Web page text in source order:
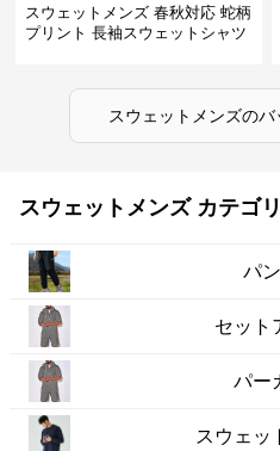
スウェットメンズ 春秋対応 蛇柄
プリント 長袖スウェットシャツ
スウェットメンズのバ
スウェットメンズ カテゴ
パ
セット
パー
スウェッ